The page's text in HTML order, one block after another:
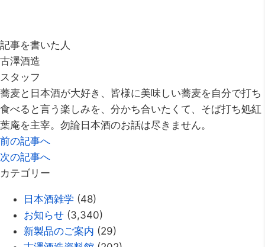
記事を書いた人
古澤酒造
スタッフ
蕎麦と日本酒が大好き、皆様に美味しい蕎麦を自分で打ち
食べると言う楽しみを、分かち合いたくて、そば打ち処紅
葉庵を主宰。勿論日本酒のお話は尽きません。
前の記事へ
次の記事へ
カテゴリー
日本酒雑学 (48)
お知らせ (3,340)
新製品のご案内 (29)